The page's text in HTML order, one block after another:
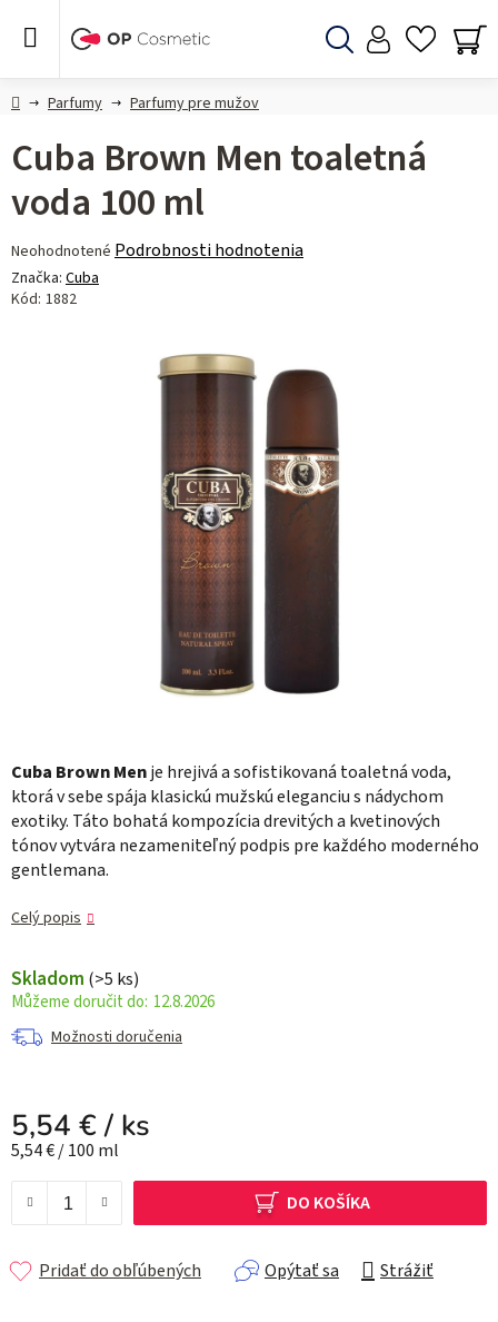
DomovParfumy Parfumy pre mužov
Cuba Brown Menje hrejivá a sofistikovaná toaletná voda,
ktorá v sebe spája klasickú mužskú eleganciu s nádychom
exotiky. Táto bohatá kompozícia drevitých a kvetinových
tónov vytvára nezameniteľný podpis pre každého moderného
gentlemana.
Celý popis
Skladom (>5 ks)
12.8.2026
Možnosti doručenia
5,54 €/ ks
Jednotková cena:
5,54 € / 100 ml
DO KOŠÍKA
Opýtať sa Strážiť
Pridať do obľúbených
Cuba Brown Men toaletná
voda 100 ml
Priemerné
hodnotenie
produktu
Neohodnotené Podrobnosti hodnotenia
Značka: Cuba
Kód: 1882